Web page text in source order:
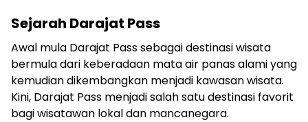
Sejarah Darajat Pass
Awal mula Darajat Pass sebagai destinasi wisata
bermula dari keberadaan mata air panas alami yang
kemudian dikembangkan menjadi kawasan wisata.
Kini, Darajat Pass menjadi salah satu destinasi favorit
bagi wisatawan lokal dan mancanegara.